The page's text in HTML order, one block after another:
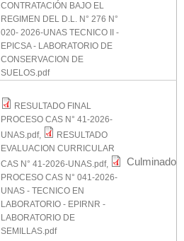
CONTRATACIÓN BAJO EL
REGIMEN DEL D.L. N° 276 N°
020- 2026-UNAS TECNICO II -
EPICSA - LABORATORIO DE
CONSERVACION DE
SUELOS.pdf
RESULTADO FINAL
PROCESO CAS N° 41-2026-
UNAS.pdf,
RESULTADO
EVALUACION CURRICULAR
CAS N° 41-2026-UNAS.pdf,
PROCESO CAS N° 041-2026-
UNAS - TECNICO EN
LABORATORIO - EPIRNR -
LABORATORIO DE
SEMILLAS.pdf
Culminado